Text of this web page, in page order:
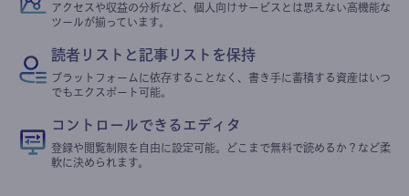
アクセスや収益の分析など、個人向けサービスとは思えない高機能な
ツールが揃っています。
読者リストと記事リストを保持
プラットフォームに依存することなく、書き手に蓄積する資産はいつ
でもエクスポート可能。
コントロールできるエディタ
登録や閲覧制限を自由に設定可能。どこまで無料で読めるか？など柔
軟に決められます。